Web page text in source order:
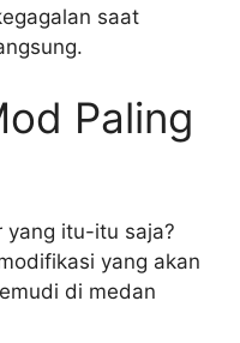
saat
Paling
yang itu-itu saja?
yang akan
di medan